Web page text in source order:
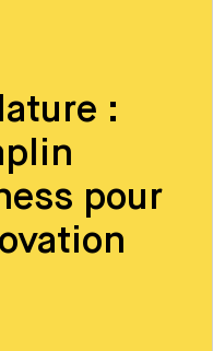
:
pour